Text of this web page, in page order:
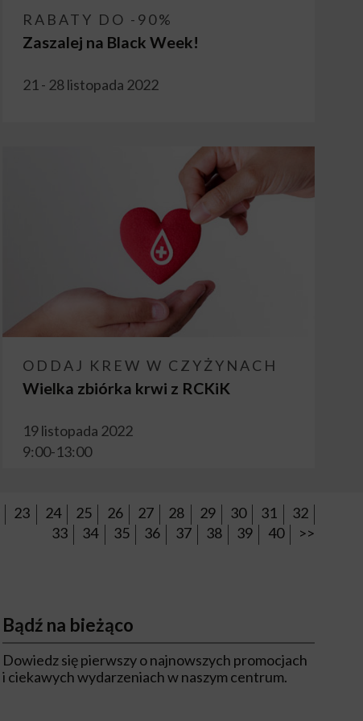
RABATY DO -90%
Zaszalej na Black Week!
21 - 28 listopada 2022
ODDAJ KREW W CZYŻYNACH
Wielka zbiórka krwi z RCKiK
19 listopada 2022
9:00-13:00
23 24 25 26 27 28 29 30 31
32
33
34 35 36 37 38 39 40 >>
Bądź na bieżąco
Dowiedz się pierwszy o najnowszych promocjach
i ciekawych wydarzeniach w naszym centrum.